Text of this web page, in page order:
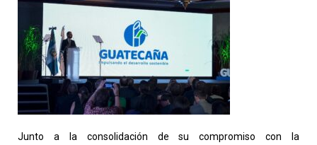
Junto a la consolidación de su compromiso con la